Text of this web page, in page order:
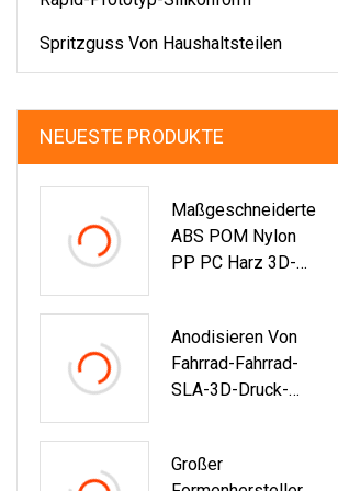
Spritzguss Von Haushaltsteilen
NEUESTE PRODUKTE
Maßgeschneiderte
ABS POM Nylon
PP PC Harz 3D-
Prototype 3D-
Drucker
Metallservice
Anodisieren Von
Fahrrad-Fahrrad-
SLA-3D-Druck-
Bearbeitungsteilen
Großer